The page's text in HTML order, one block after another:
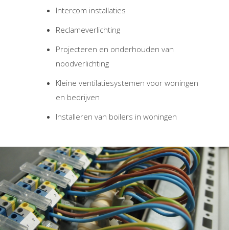
Intercom installaties
Reclameverlichting
Projecteren en onderhouden van
noodverlichting
Kleine ventilatiesystemen voor woningen
en bedrijven
Installeren van boilers in woningen